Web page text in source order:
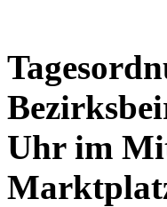
Uhr im